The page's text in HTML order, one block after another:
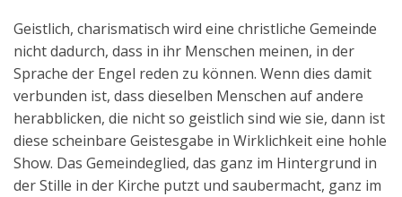
Geistlich, charismatisch wird eine christliche Gemeinde
nicht dadurch, dass in ihr Menschen meinen, in der
Sprache der Engel reden zu können. Wenn dies damit
verbunden ist, dass dieselben Menschen auf andere
herabblicken, die nicht so geistlich sind wie sie, dann ist
diese scheinbare Geistesgabe in Wirklichkeit eine hohle
Show. Das Gemeindeglied, das ganz im Hintergrund in
der Stille in der Kirche putzt und saubermacht, ganz im